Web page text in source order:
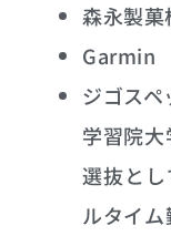
森永製
Garmin
ジゴスペ
学習院
選抜と
ルタイ